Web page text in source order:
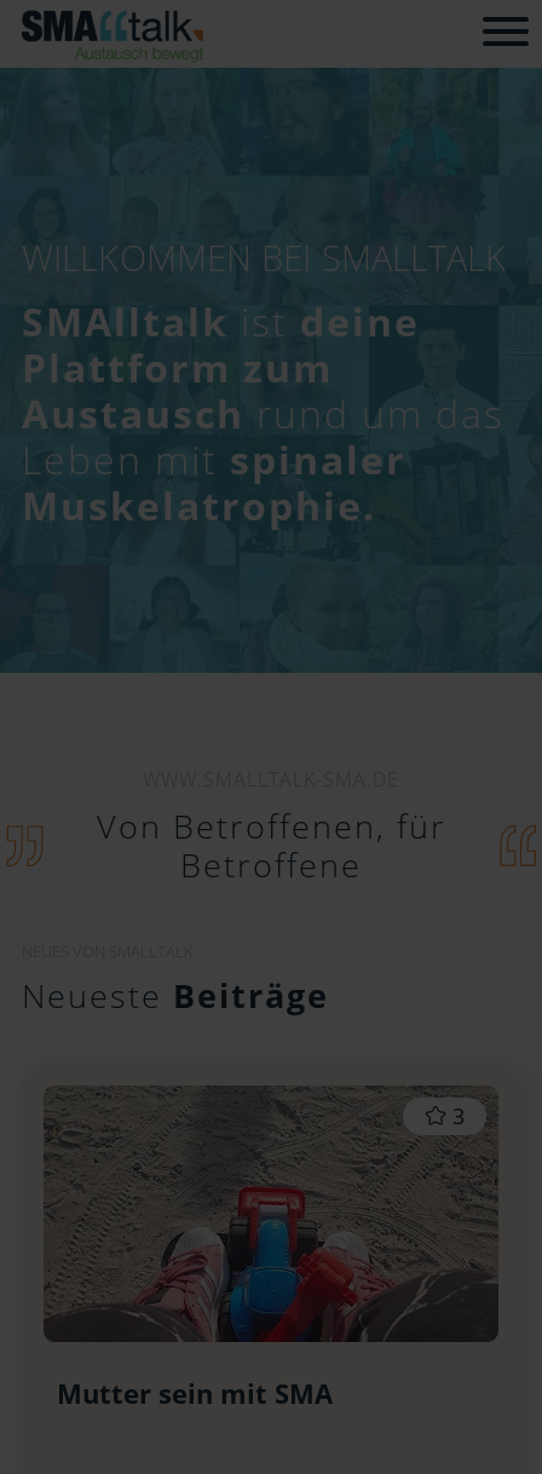
WILLKOMMEN BEI SMALLTALK
SMAlltalk ist deine
Plattform zum
Austausch rund um das
Leben mit spinaler
Muskelatrophie.
WWW.SMALLTALK-SMA.DE
Von Betroffenen, für
Betroffene
Neueste Beiträge
3
Mutter sein mit SMA